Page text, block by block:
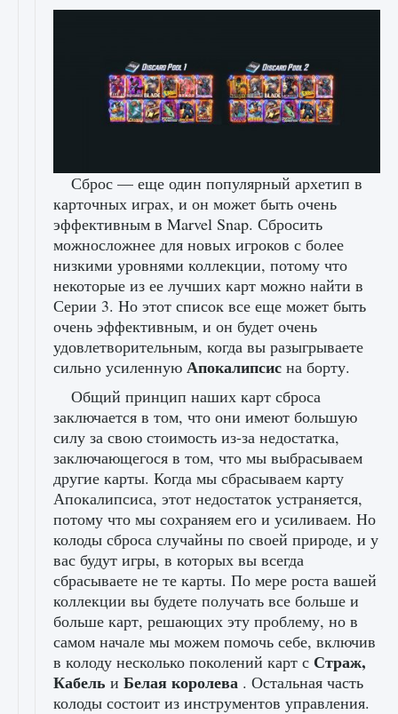
Сброс — еще один популярный архетип в
карточных играх, и он может быть очень
эффективным в Marvel Snap. Сбросить
можносложнее для новых игроков с более
низкими уровнями коллекции, потому что
некоторые из ее лучших карт можно найти в
Серии 3. Но этот список все еще может быть
очень эффективным, и он будет очень
удовлетворительным, когда вы разыгрываете
сильно усиленную Апокалипсис на борту.
Общий принцип наших карт сброса
заключается в том, что они имеют большую
силу за свою стоимость из-за недостатка,
заключающегося в том, что мы выбрасываем
другие карты. Когда мы сбрасываем карту
Апокалипсиса, этот недостаток устраняется,
потому что мы сохраняем его и усиливаем. Но
колоды сброса случайны по своей природе, и у
вас будут игры, в которых вы всегда
сбрасываете не те карты. По мере роста вашей
коллекции вы будете получать все больше и
больше карт, решающих эту проблему, но в
самом начале мы можем помочь себе, включив
в колоду несколько поколений карт с Страж,
Кабель и Белая королева . Остальная часть
колоды состоит из инструментов управления.